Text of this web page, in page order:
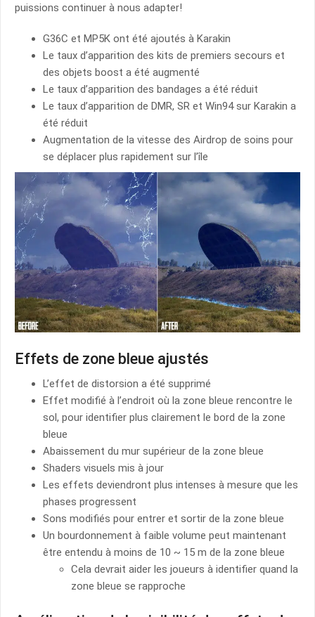
puissions continuer à nous adapter!
G36C et MP5K ont été ajoutés à Karakin
Le taux d’apparition des kits de premiers secours et
des objets boost a été augmenté
Le taux d’apparition des bandages a été réduit
Le taux d’apparition de DMR, SR et Win94 sur Karakin a
été réduit
Augmentation de la vitesse des Airdrop de soins pour
se déplacer plus rapidement sur l’île
Effets de zone bleue ajustés
L’effet de distorsion a été supprimé
Effet modifié à l’endroit où la zone bleue rencontre le
sol, pour identifier plus clairement le bord de la zone
bleue
Abaissement du mur supérieur de la zone bleue
Shaders visuels mis à jour
Les effets deviendront plus intenses à mesure que les
phases progressent
Sons modifiés pour entrer et sortir de la zone bleue
Un bourdonnement à faible volume peut maintenant
être entendu à moins de 10 ~ 15 m de la zone bleue
Cela devrait aider les joueurs à identifier quand la
zone bleue se rapproche